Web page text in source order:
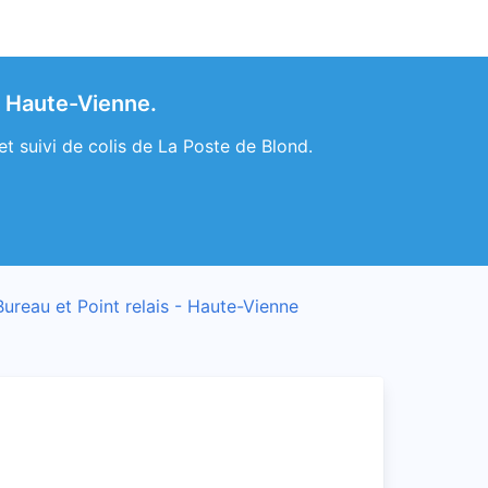
Vienne.
suivi de colis de La Poste de Blond.
et Point relais - Haute-Vienne